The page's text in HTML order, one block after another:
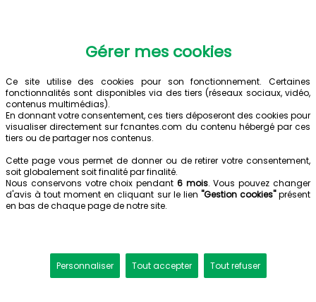
Gérer mes cookies
Ce site utilise des cookies pour son fonctionnement. Certaines
fonctionnalités sont disponibles via des tiers (réseaux sociaux, vidéo,
contenus multimédias).
En donnant votre consentement, ces tiers déposeront des cookies pour
visualiser directement sur fcnantes.com du contenu hébergé par ces
tiers ou de partager nos contenus.
Cette page vous permet de donner ou de retirer votre consentement,
soit globalement soit finalité par finalité.
Nous conservons votre choix pendant 6 mois. Vous pouvez changer
d'avis à tout moment en cliquant sur le lien "Gestion cookies"présent
en bas de chaque page de notre site.
Personnaliser Tout accepter Tout refuser